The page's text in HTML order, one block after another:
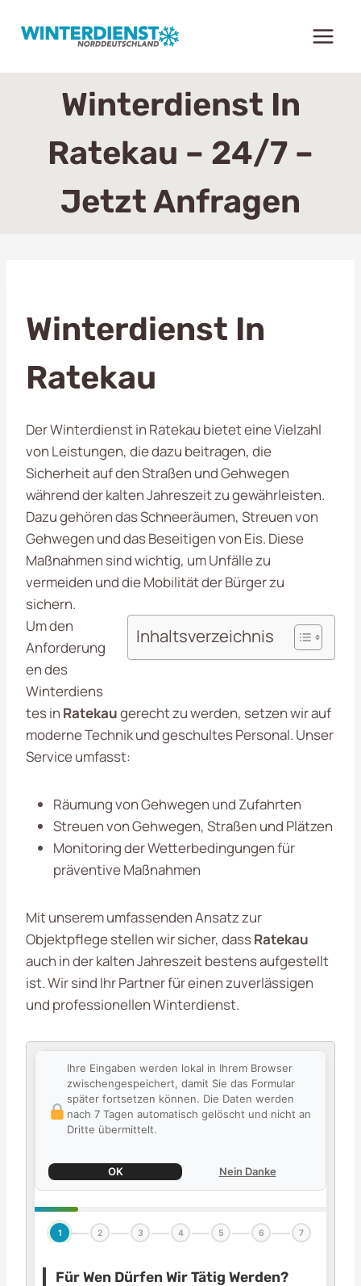
Inhalt
Winterdienst In
Ratekau – 24/7 –
Jetzt Anfragen
Winterdienst In
Ratekau
Der Winterdienst in Ratekau bietet eine Vielzahl
von Leistungen, die dazu beitragen, die
Sicherheit auf den Straßen und Gehwegen
während der kalten Jahreszeit zu gewährleisten.
Dazu gehören das Schneeräumen, Streuen von
Gehwegen und das Beseitigen von Eis. Diese
Maßnahmen sind wichtig, um Unfälle zu
vermeiden und die Mobilität der Bürger zu
sichern.
Inhaltsverzeichnis
Um den
Anforderung
en des
Winterdiens
tes in Ratekaugerecht zu werden, setzen wir auf
moderne Technik und geschultes Personal. Unser
Service umfasst:
Räumung von Gehwegen und Zufahrten
Streuen von Gehwegen, Straßen und Plätzen
Monitoring der Wetterbedingungen für
präventive Maßnahmen
Mit unserem umfassenden Ansatz zur
Objektpflege stellen wir sicher, dassRatekau
auch in der kalten Jahreszeit bestens aufgestellt
ist. Wir sind Ihr Partner für einen zuverlässigen
und professionellen Winterdienst.
Ihre Eingaben werden lokal in Ihrem Browser
zwischengespeichert, damit Sie das Formular
später fortsetzen können. Die Daten werden
nach 7 Tagen automatisch gelöscht und nicht an
Dritte übermittelt.
OK Nein Danke
1 2 3 4 5 6 7
Für Wen Dürfen Wir Tätig Werden?